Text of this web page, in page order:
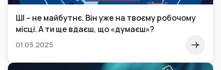
ШІ – не майбутнє. Він уже на твоєму робочому
місці. А ти ще вдаєш, що «думаєш»?
01.05.2025